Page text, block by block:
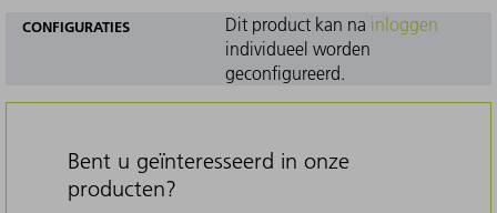
CONFIGURATIES Dit product kan na inloggen
individueel worden
geconfigureerd.
Bent u geïnteresseerd in onze
producten?